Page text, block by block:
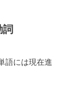
語には現在進